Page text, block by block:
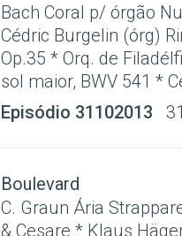
Bach Coral p/ órgão
Cédric Burgelin (órg)
Op.35 * Orq. de
sol maior, BWV 541 *
Episódio 31102013
Boulevard
C. Graun Ária
& Cesare * Klaus